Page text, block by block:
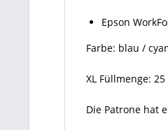
Epson
Farbe: blau /
XL Füllmenge:
Die Patrone hat